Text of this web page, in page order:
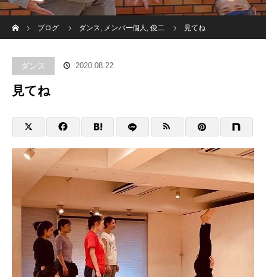
ブログ
ダンス, メンバー個人 , 俊二 見てね
ダンス 2020.08.22
見てね